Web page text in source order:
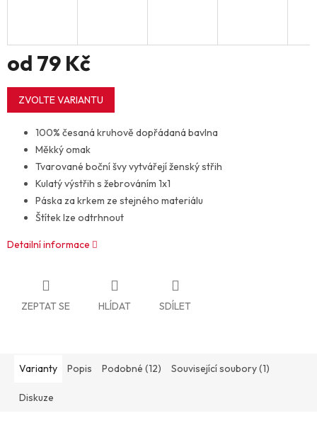
od 79 Kč
Měrná
cena:
ZVOLTE VARIANTU
100% česaná kruhově dopřádaná bavlna
Měkký omak
Tvarované boční švy vytvářejí ženský střih
Kulatý výstřih s žebrováním 1x1
Páska za krkem ze stejného materiálu
Štítek lze odtrhnout
Detailní informace
ZEPTAT SE HLÍDAT SDÍLET
Varianty Popis Podobné (12) Související soubory (1)
Diskuze